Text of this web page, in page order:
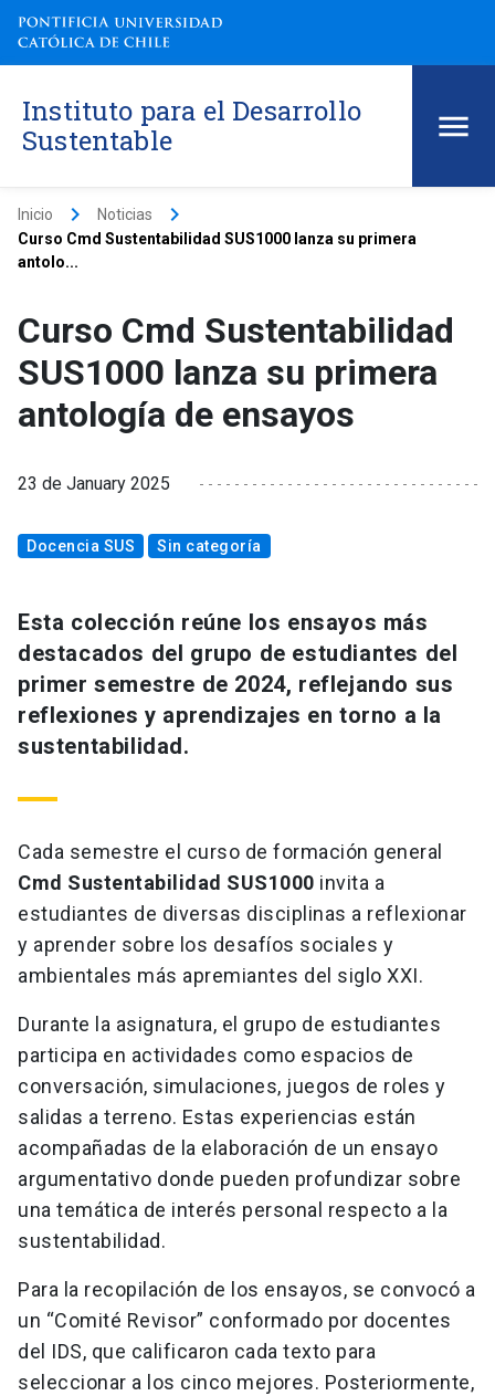
Instituto para el Desarrollo
Sustentable
Inicio keyboard_arrow_right Noticias keyboard_arrow_right
Curso Cmd Sustentabilidad SUS1000 lanza su primera
antolo...
Curso Cmd Sustentabilidad
SUS1000 lanza su primera
antología de ensayos
23 de January 2025
Docencia SUS Sin categoría
Esta colección reúne los ensayos más
destacados del grupo de estudiantes del
primer semestre de 2024, reflejando sus
reflexiones y aprendizajes en torno a la
sustentabilidad.
Cada semestre el curso de formación general
Cmd Sustentabilidad SUS1000 invita a
estudiantes de diversas disciplinas a reflexionar
y aprender sobre los desafíos sociales y
ambientales más apremiantes del siglo XXI.
Durante la asignatura, el grupo de estudiantes
participa en actividades como espacios de
conversación, simulaciones, juegos de roles y
salidas a terreno. Estas experiencias están
acompañadas de la elaboración de un ensayo
argumentativo donde pueden profundizar sobre
una temática de interés personal respecto a la
sustentabilidad.
Para la recopilación de los ensayos, se convocó a
un “Comité Revisor” conformado por docentes
del IDS, que calificaron cada texto para
seleccionar a los cinco mejores. Posteriormente,